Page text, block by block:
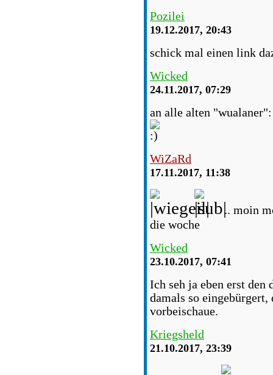
Pozilei
19.12.2017, 20:43
schick mal einen link
Wicked
24.11.2017, 07:29
an alle alten
WiZaRd
17.11.2017, 11:38
.. moin
die woche
Wicked
23.10.2017, 07:41
Ich seh ja eben erst den
damals so
vorbeischaue.
Kriegsheld
21.10.2017, 23:39